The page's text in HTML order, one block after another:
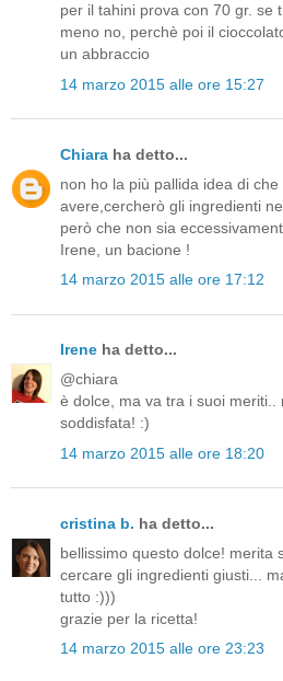
per il tahini prova con 70 gr. se
meno no, perchè poi il
un abbraccio
14 marzo 2015 alle ore 15:27
Chiara ha detto...
non ho la più pallida idea di
avere,cercherò gli ingredienti
però che non sia
Irene, un bacione !
14 marzo 2015 alle ore 17:12
Irene ha detto...
@chiara
è dolce, ma va tra i suoi meriti..
soddisfata! :)
14 marzo 2015 alle ore 18:20
cristina b. ha detto...
bellissimo questo dolce! merita
cercare gli ingredienti giusti...
tutto :)))
grazie per la ricetta!
14 marzo 2015 alle ore 23:23